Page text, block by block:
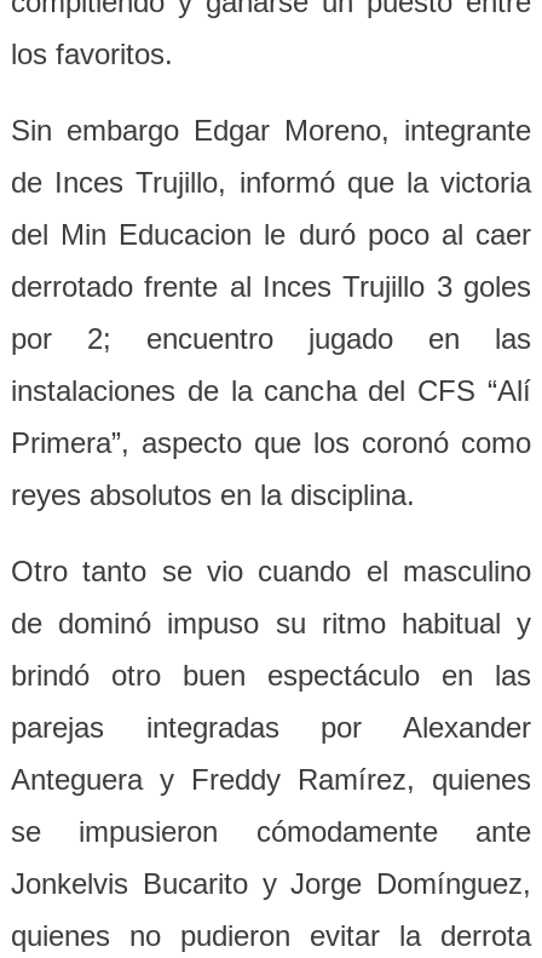
los favoritos.
Sin embargo Edgar Moreno, integrante
de Inces Trujillo, informó que la victoria
del Min Educacion le duró poco al caer
derrotado frente al Inces Trujillo 3 goles
por 2; encuentro jugado en las
instalaciones de la cancha del CFS “Alí
Primera”, aspecto que los coronó como
reyes absolutos en la disciplina.
Otro tanto se vio cuando el masculino
de dominó impuso su ritmo habitual y
brindó otro buen espectáculo en las
parejas integradas por Alexander
Anteguera y Freddy Ramírez, quienes
se impusieron cómodamente ante
Jonkelvis Bucarito y Jorge Domínguez,
quienes no pudieron evitar la derrota